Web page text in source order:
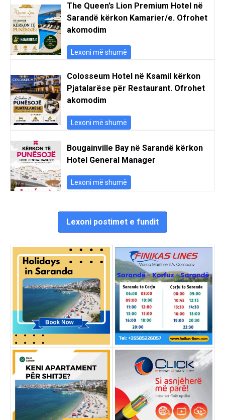
The Queen’s Lion Premium Hotel në
Sarandë kërkon Kamarier/e. Ofrohet
akomodim
Lexoni më shumë
Colosseum Hotel në Ksamil kërkon
Pjatalarëse për Restaurant. Ofrohet
akomodim
Lexoni më shumë
Bougainville Bay në Sarandë kërkon
Hotel General Manager
Lexoni më shumë
Lexoni postimet e fundit